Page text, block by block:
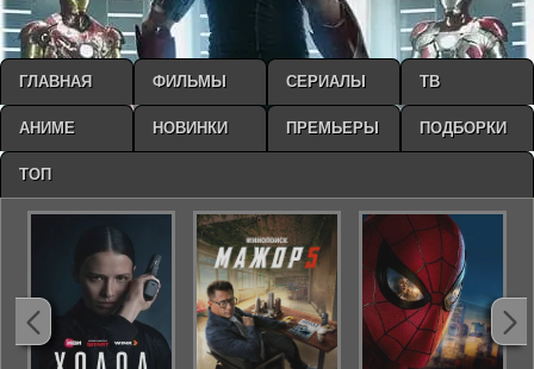
ГЛАВНАЯ ФИЛЬМЫ СЕРИАЛЫ ТВ
АНИМЕ НОВИНКИ ПРЕМЬЕРЫ ПОДБОРКИ
ТОП